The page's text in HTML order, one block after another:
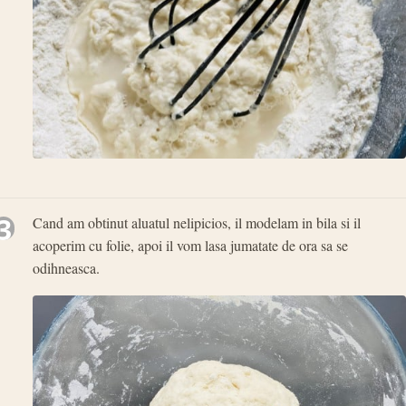
Cand am obtinut aluatul nelipicios, il modelam in bila si il
acoperim cu folie, apoi il vom lasa jumatate de ora sa se
odihneasca.